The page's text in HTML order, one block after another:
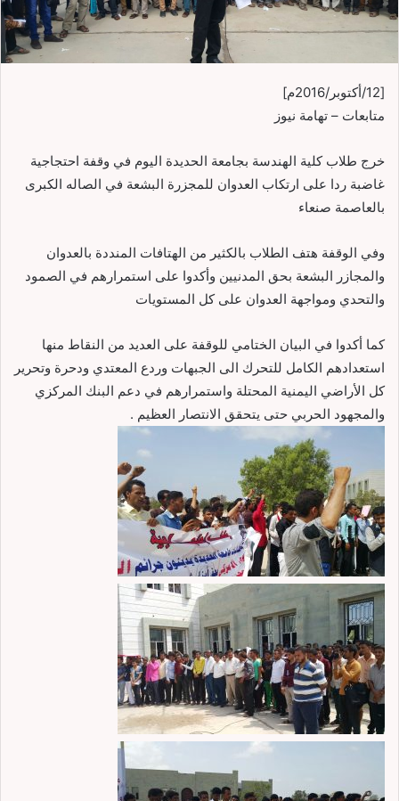
[12/أكتوبر/2016م]
متابعات – تهامة نيوز
خرج طلاب كلية الهندسة بجامعة الحديدة اليوم في وقفة احتجاجية
غاضبة ردا على ارتكاب العدوان للمجزرة البشعة في الصاله الكبرى
بالعاصمة صنعاء
وفي الوقفة هتف الطلاب بالكثير من الهتافات المنددة بالعدوان
والمجازر البشعة بحق المدنيين وأكدوا على استمرارهم في الصمود
والتحدي ومواجهة العدوان على كل المستويات
كما أكدوا في البيان الختامي للوقفة على العديد من النقاط منها
استعدادهم الكامل للتحرك الى الجبهات وردع المعتدي ودحرة وتحرير
كل الأراضي اليمنية المحتلة واستمرارهم في دعم البنك المركزي
والمجهود الحربي حتى يتحقق الانتصار العظيم .